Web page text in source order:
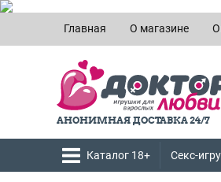
Главная О магазине
АНОНИМНАЯ ДОСТАВКА 24/7
Каталог 18+ Секс-